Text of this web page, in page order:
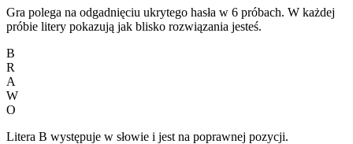
Gra polega na odgadnięciu ukrytego hasła w 6 próbach. W każdej
próbie litery pokazują jak blisko rozwiązania jesteś.
B
R
A
W
O
Litera B występuje w słowie i jest na poprawnej pozycji.